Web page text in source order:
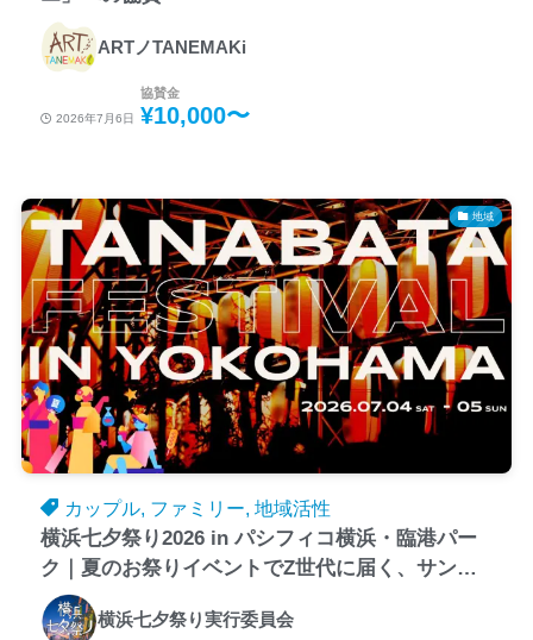
ARTノTANEMAKi
2026年7月6日
協賛金
¥10,000〜
地域
カップル, ファミリー, 地域活性
横浜七夕祭り2026 in パシフィコ横浜・臨港パー
ク｜夏のお祭りイベントでZ世代に届く、サンプ
リング＆体験型プロモーションへのスポンサー募
集
横浜七夕祭り実行委員会